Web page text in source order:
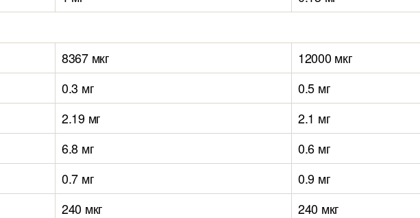
8367 мкг
12000 мкг
0.3 мг
0.5 мг
2.19 мг
2.1 мг
6.8 мг
0.6 мг
0.7 мг
0.9 мг
240 мкг
240 мкг